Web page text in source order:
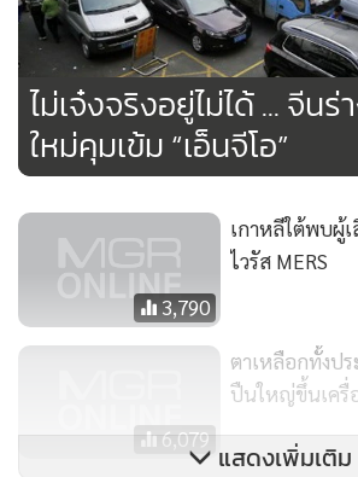
สำนักข่าวซินหวารายงานว่า เดือนที่แล้ว นั
ถูกกักกันตัวในข้อหา “กระทำการให้เกิดค
โดยจัดให้มีการประท้วง ทางฝ่ายนักรณรงค์
กฎหมายอีกสองคนได้ถูกกักตัวในที่พัก ด้ว
ปั่นประชาชนให้ล้มล้างอำนาจรัฐ
นอกจากนี้ สื่อจีนรายงานว่า ยังมีกลุ่มนักก
อีกบางส่วนที่ถูกกักกันตัว ด้วยข้อหา”ละเมิ
แรง” โดยไม่ได้ระบุให้ชัดเจนว่ามีการกระท
กลุ่มช่วยเหลือทนายความด้านสิทธิมนุษยช
อายุ 16 ปีของนักกฎหมายประจำสำนักงาน
ระหว่างการกักกันตัว ได้ถูกเรียกไปให้ปาก
ไม่เจ๋งจริงอยู่ไม่ได้ ... จีน
ใหม่คุมเข้ม “เอ็นจีโอ”
3,790
เกาหลีใต้พบผู้
ไวรัส MERS
6,079
ตาเหลือกทั้งปร
ปืนใหญ่ขึ้นเครื่
แสดงเพิ่มเติม